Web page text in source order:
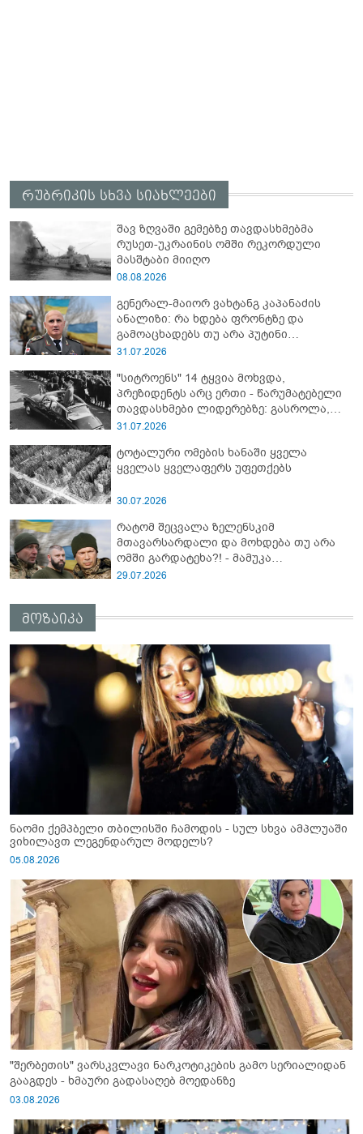
რუბრიკის სხვა სიახლეები
შავ ზღვაში გემებზე თავდასხმებმა
რუსეთ-უკრაინის ომში რეკორდული
მასშტაბი მიიღო
08.08.2026
გენერალ-მაიორ ვახტანგ კაპანაძის
ანალიზი: რა ხდება ფრონტზე და
გამოაცხადებს თუ არა პუტინი
საყოველთაო მობილიზაციას?! -
მდგომარეობა გამოცხადდეს"
31.07.2026
"სიტროენს" 14 ტყვია მოხვდა,
პრეზიდენტს არც ერთი - წარუმატებელი
თავდასხმები ლიდერებზე: გასროლა,
რომელსაც შესაძლოა, მსოფლიო
31.07.2026
ტოტალური ომების ხანაში ყველა
ყველას ყველაფერს უფეთქებს
30.07.2026
რატომ შეცვალა ზელენსკიმ
მთავარსარდალი და მოხდება თუ არა
ომში გარდატეხა?! - მამუკა
მამულაშვილის ანალიზი
29.07.2026
მოზაიკა
ნაომი ქემპბელი თბილისში ჩამოდის - სულ სხვა ამპლუაში
ვიხილავთ ლეგენდარულ მოდელს?
05.08.2026
"შერბეთის" ვარსკვლავი ნარკოტიკების გამო სერიალიდან
გააგდეს - ხმაური გადასაღებ მოედანზე
03.08.2026